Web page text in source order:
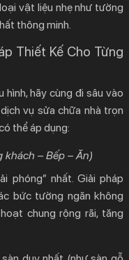
vật liệu nhẹ như tường
thông minh.
Thiết Kế Cho Từng
hãy cùng đi sâu vào
vụ sửa chữa nhà trọn
thể áp dụng:
– Bếp – Ăn)
phóng” nhất. Giải pháp
bức tường ngăn không
chung rộng rãi, tăng